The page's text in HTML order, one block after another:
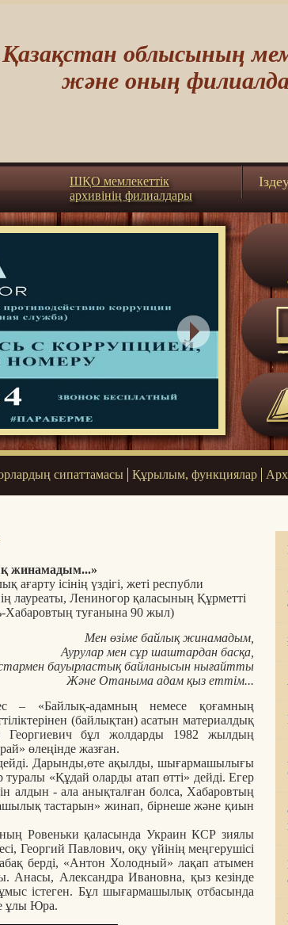
облысының
және оның
ШҚО мемлекеттік
архивінің филиалдары
сипаттамасы Құрылым, функциялар
жинамадым...»
ағарту ісінің үздігі, жеті республи
лауреаты, Лениногор қаласының Құрметті
Хабаровтың туғанына 90 жыл)
Мен өзіме байлық жинамадым,
шаштардан басқа,
байланысын нығайтты
адам қыз еттім...
– «Байлық-адамның немесе қоғамның
(байлықтан) асатын материалдық
Георгиевич бұл жолдарды 1982 жылдың
өлеңінде жазған.
Дарынды,өте ақылды, шығармашылығы
«Құдай оларды атап өтті» дейді. Егер
алдын - ала анықталған болса, Хабаровтың
тастарын» жинап, бірнеше және қиын
Ровеньки қаласында Украин КСР зиялы
Георгий Павлович, оқу үйінің меңгерушісі
берді, «Антон Холодный» лақап атымен
Анасы, Александра Ивановна, қыз кезінде
істеген. Бұл шығармашылық отбасында
ұлы Юра.